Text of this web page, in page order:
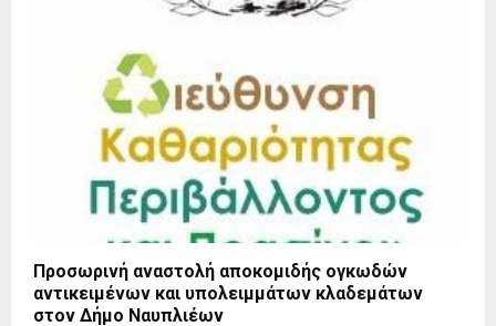
Προσωρινή αναστολή αποκομιδής ογκωδών
αντικειμένων και υπολειμμάτων κλαδεμάτων
στον Δήμο Ναυπλιέων